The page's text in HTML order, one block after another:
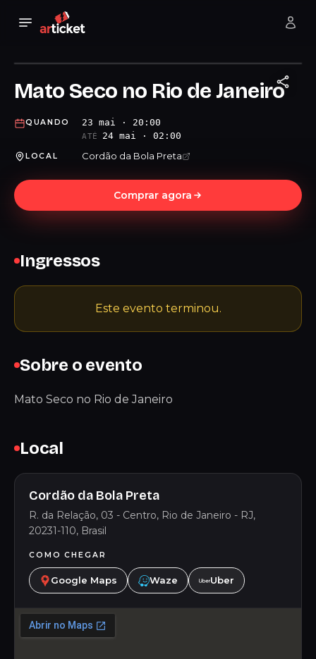
Mato Seco no Rio de Janeiro
QUANDO 23 mai · 20:00
ATÉ 24 mai · 02:00
LOCAL Cordão da Bola Preta
Comprar agora
Sobre o evento
Mato Seco no Rio de Janeiro
Local
Cordão da Bola Preta
R. da Relação, 03 - Centro, Rio de Janeiro - RJ,
20231-110, Brasil
COMO CHEGAR
Google Maps Waze Uber
Ingressos
Este evento terminou.